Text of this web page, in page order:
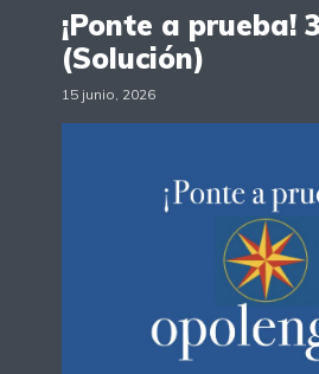
¡Ponte a prueba!
(Solución)
15 junio, 2026